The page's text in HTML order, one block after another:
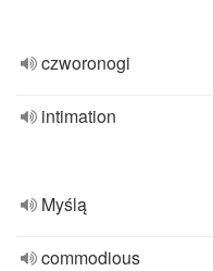
czworonogi
intimation
Myślą
commodious